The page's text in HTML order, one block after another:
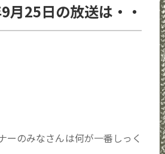
月25日の放送は・・
ーのみなさんは何が一番しっく